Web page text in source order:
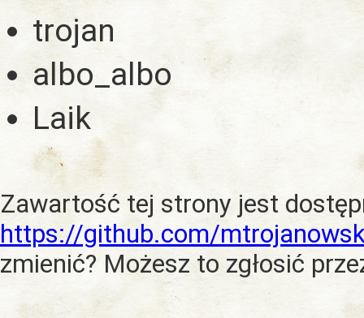
trojan
albo_albo
Laik
Zawartość tej strony jest
https://github.com/
zmienić? Możesz to zgłosić